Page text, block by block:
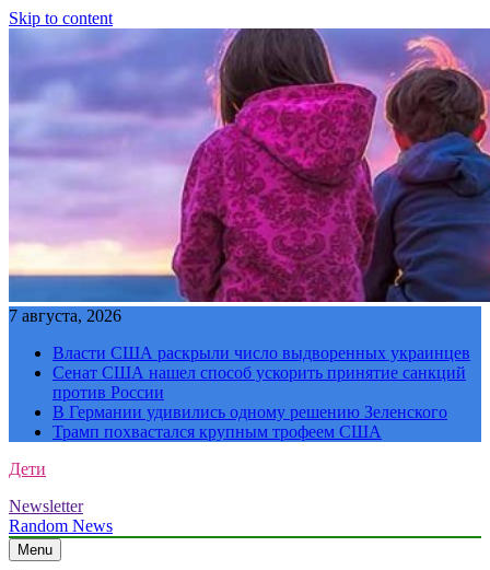
Skip to content
7 августа, 2026
Власти США раскрыли число выдворенных украинцев
Сенат США нашел способ ускорить принятие санкций
против России
В Германии удивились одному решению Зеленского
Трамп похвастался крупным трофеем США
Дети
Newsletter
Random News
Menu